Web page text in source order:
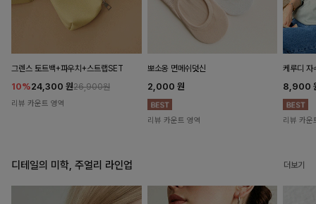
그렌스 토트백+파우치+스트랩SET
10%24,300 원26,900원
리뷰 카운트 영역
뽀소옹 면메쉬덧신
2,000 원
리뷰 카운트 영역
케루디 자
8,900
리뷰 카운
디테일의 미학, 주얼리 라인업 더보기